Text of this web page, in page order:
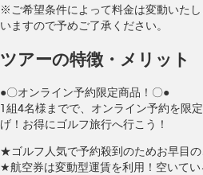
※ご希望条件によって料金は変動いた
いますので予めご了承ください。
ツアーの特徴・メリット
●〇オンライン予約限定商品！〇●
1組4名様までで、オンライン予約を限
げ！お得にゴルフ旅行へ行こう！
★ゴルフ人気で予約殺到のためお早目の
★航空券は変動型運賃を利用！空いてい